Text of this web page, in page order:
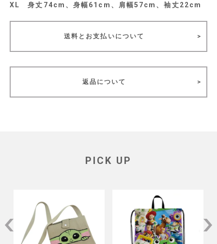
XL 身丈74cm、身幅61cm、肩幅57cm、袖丈22cm
送料とお支払いについて
返品について
PICK UP